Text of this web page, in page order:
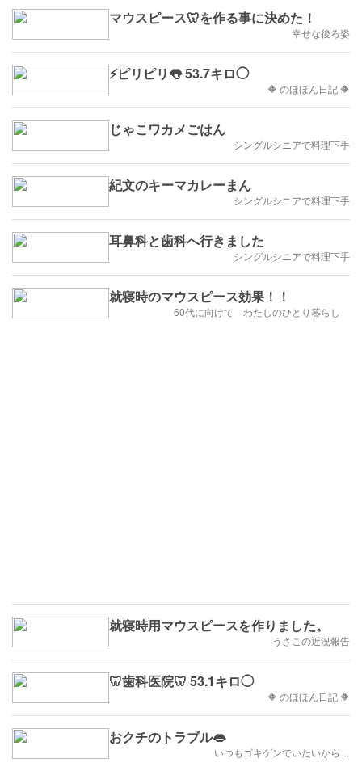
マウスピース🦷を作る事に決めた！
幸せな後ろ姿
⚡ピリピリ👅 53.7キロ◯
🔶 のほほん日記 🔶
じゃこワカメごはん
シングルシニアで料理下手
紀文のキーマカレーまん
シングルシニアで料理下手
耳鼻科と歯科へ行きました
シングルシニアで料理下手
就寝時のマウスピース効果！！
60代に向けて わたしのひとり暮らし
就寝時用マウスピースを作りました。
うさこの近況報告
🦷歯科医院🦷 53.1キロ◯
🔶 のほほん日記 🔶
おクチのトラブル👄
いつもゴキゲンでいたいから…